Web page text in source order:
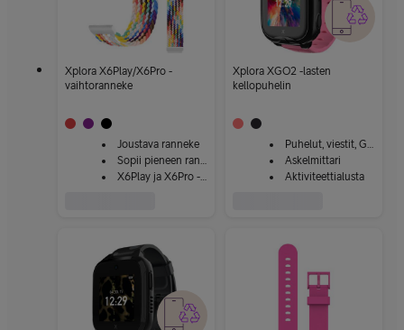
Xplora X6Play/X6Pro -
vaihtoranneke
Joustava ranneke
Sopii pieneen ranteeseen
X6Play ja X6Pro -sopiva
Xplora XGO2 -lasten
kellopuhelin
Puhelut, viestit, GPS-seuranta
Askelmittari
Aktiviteettialusta